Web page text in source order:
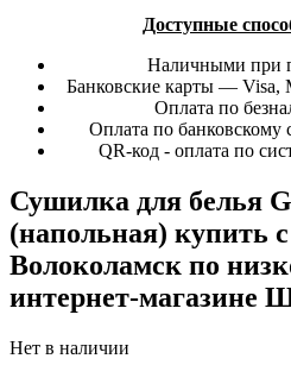
Доступные
Наличными при
Банковские карты — Visa,
Оплата по
Оплата по
QR-код - оплата по
Сушилка для белья
(напольная) купить
Волоколамск по
интернет-магазине
Нет в наличии